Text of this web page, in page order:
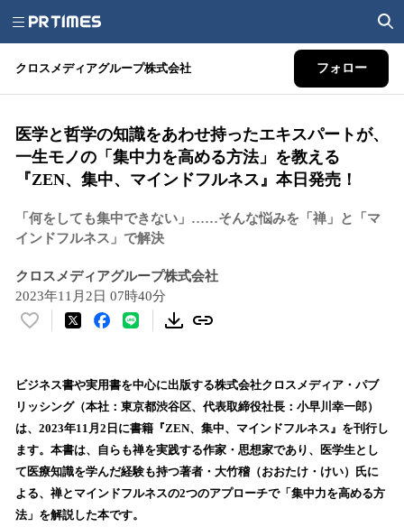
クロスメディアグループ株式会社 フォロー
医学と哲学の知識をあわせ持ったエキスパートが、
一生モノの「集中力を高める方法」を教える
『ZEN、集中、マインドフルネス』本日発売！
「何をしても集中できない」……そんな悩みを「禅」と「マ
インドフルネス」で解決
クロスメディアグループ株式会社
2023年11月2日 07時40分
い
！
数
を
読
み
込
み
中
ビジネス書や実用書を中心に出版する株式会社クロスメディア・パブ
リッシング（本社：東京都渋谷区、代表取締役社長：小早川幸一郎）
は、2023年11月2日に書籍『ZEN、集中、マインドフルネス』を刊行し
ます。本書は、自らも禅を実践する作家・思想家であり、医学生とし
て医療知識を学んだ経験も持つ著者・大竹稽（おおたけ・けい）氏に
よる、禅とマインドフルネスの2つのアプローチで「集中力を高める方
法」を解説した本です。